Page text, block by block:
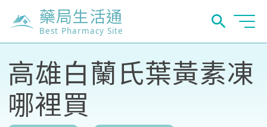
藥局生活通
Best Pharmacy Site
高雄白蘭氏葉黃素凍
哪裡買